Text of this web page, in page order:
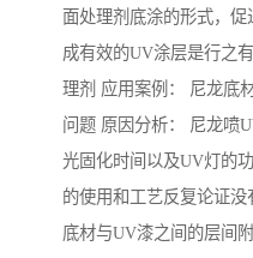
面处理剂底涂的形式，
成有效的UV涂层是行之
理剂 应用案例： 尼龙底
问题 原因分析： 尼龙喷
光固化时间以及UV灯的
的使用和工艺反复论证没
底材与UV漆之间的层间